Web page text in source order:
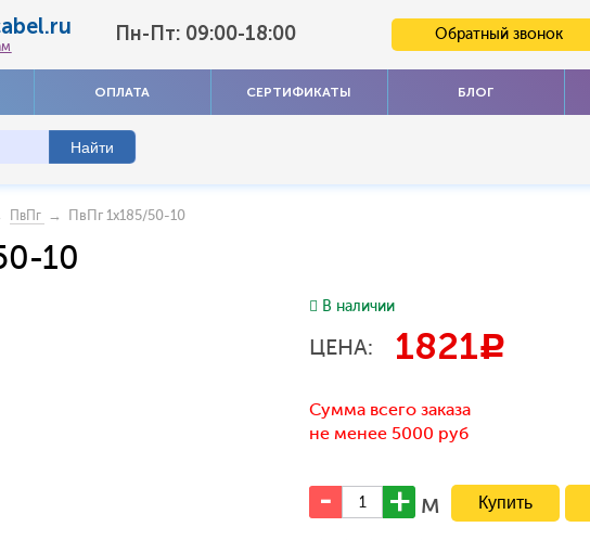
Пн-Пт: 09:00-18:00 Обратный звонок
ОПЛАТА СЕРТИФИКАТЫ БЛОГ
ПвПг → ПвПг 1x185/50-10
10
В наличии
ЦЕНА: 1821c
Сумма всего заказа
не менее 5000 руб
м